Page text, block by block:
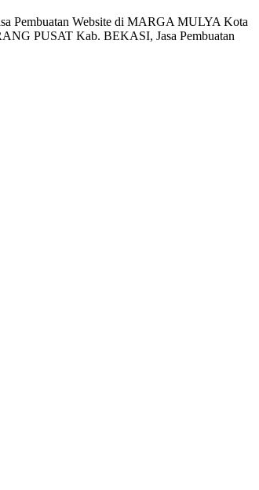
Pembuatan Website di MARGA MULYA Kota
PUSAT Kab. BEKASI, Jasa Pembuatan